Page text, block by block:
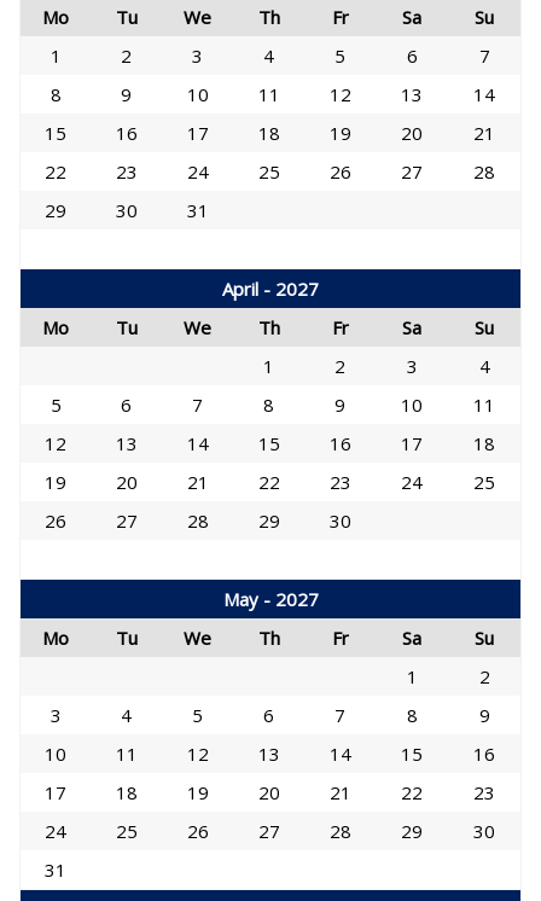
Mo
Tu We Th Fr Sa
Su
1
2 3 4 5 6
7
8
9 10 11 12 13
14
15
16 17 18 19 20
21
22
23 24 25 26 27
28
29
30 31
April - 2027
Mo
Tu We Th Fr Sa
Su
1
2 3
4
5
6 7 8 9 10
11
12
13 14 15 16 17
18
19
20 21 22 23 24
25
26
27 28 29 30
May - 2027
Mo
Tu We Th Fr Sa
Su
1
2
3
4 5 6 7 8
9
10
11 12 13 14 15
16
17
18 19 20 21 22
23
24
25 26 27 28 29
30
31